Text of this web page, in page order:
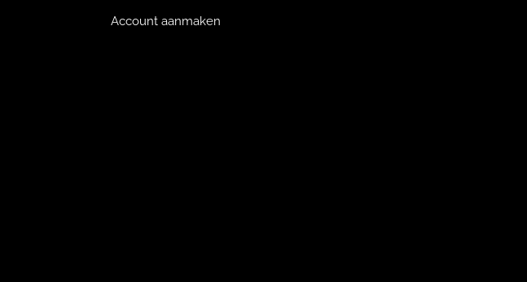
Account aanmaken